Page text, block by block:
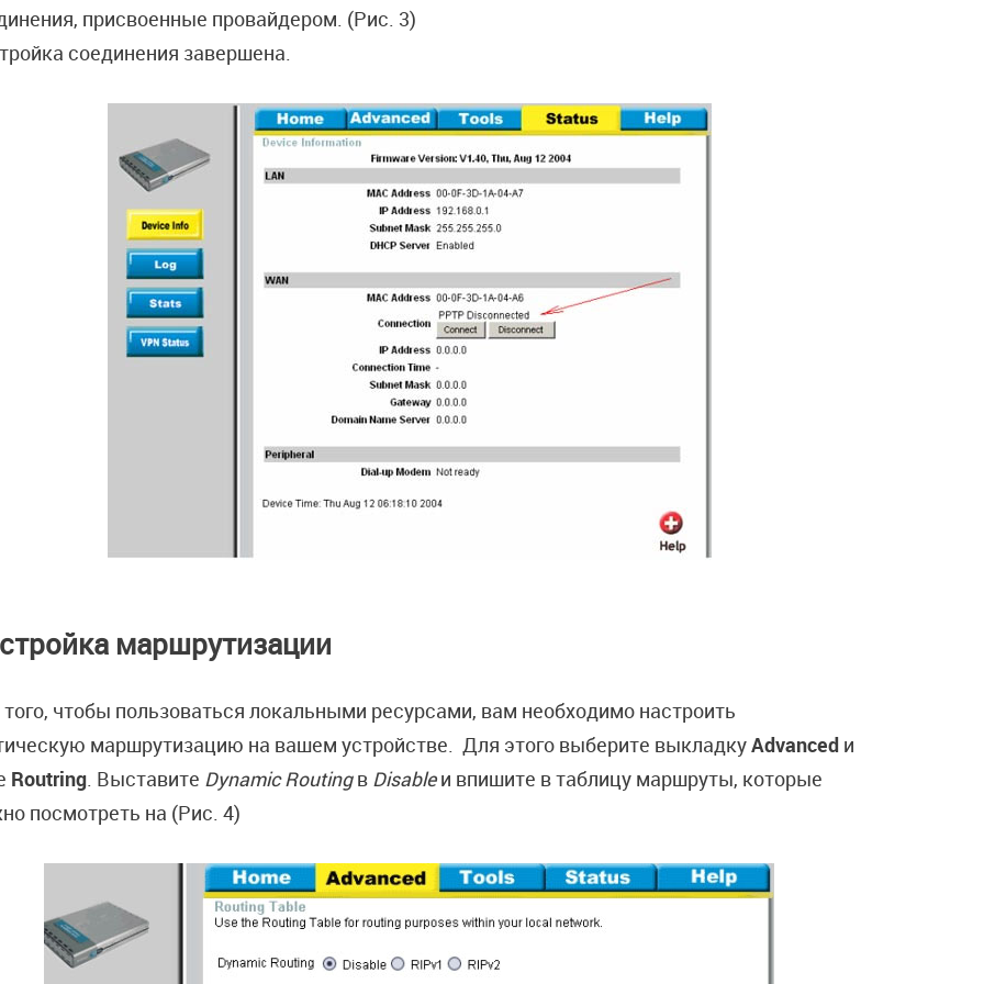
присвоенные провайдером. (Рис. 3)
соединения завершена.
маршрутизации
чтобы пользоваться локальными ресурсами, вам необходимо настроить
маршрутизацию на вашем устройстве. Для этого выберите выкладкуAdvanced и
Routring. Выставите Dynamic Routingв Disableи впишите в таблицу маршруты, которые
посмотреть на (Рис. 4)